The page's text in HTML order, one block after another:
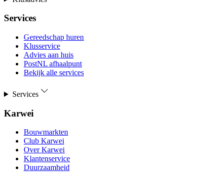
Services
Gereedschap huren
Klusservice
Advies aan huis
PostNL afhaalpunt
Bekijk alle services
Services
Karwei
Bouwmarkten
Club Karwei
Over Karwei
Klantenservice
Duurzaamheid